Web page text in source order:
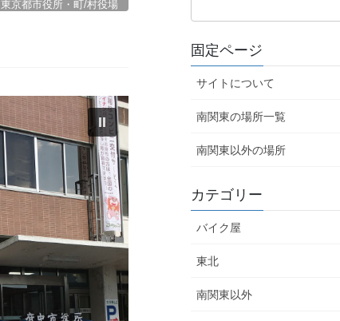
東京都市役所・町/村役場
固定ページ
サイトについて
南関東の場所一覧
南関東以外の場所
カテゴリー
バイク屋
東北
南関東以外